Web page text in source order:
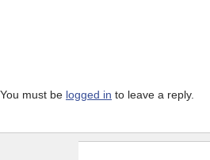
You must be logged in to leave a reply.